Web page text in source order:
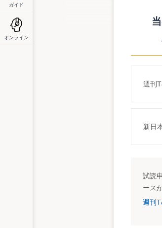
ガイド
オンライン
式取得時の付随費用の取
一方、取得した自己株式
額）を基にして、資本積
取得した自己株式は、取
を減算した金額とし、購
算した金額）とする。
付随費用部分について申
別表四 自己株式計上もれ
週刊
新日
試読
ース
週刊